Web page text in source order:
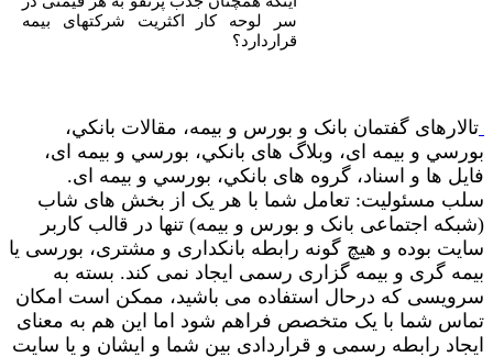
سر لوحه کار اکثریت شرکتهای بیمه
قراردارد؟
تالارهای گفتمان بانک و بورس و بیمه، مقالات بانکي،
بورسي و بیمه ای، وبلاگ های بانکي، بورسي و بیمه ای،
فایل ها و اسناد، گروه های بانکي، بورسي و بیمه ای.
سلب مسئولیت: تعامل شما با هر یک از بخش های شاب
(شبکه اجتماعی بانک و بورس و بیمه) تنها در قالب کاربر
سایت بوده و هیچ گونه رابطه بانکداری و مشتری، بورسی یا
بیمه گری و بیمه گزاری رسمی ایجاد نمی کند. بسته به
سرویسی که درحال استفاده می باشید، ممکن است امکان
تماس شما با یک متخصص فراهم شود اما این هم به معنای
ایجاد رابطه رسمی و قراردادی بین شما و ایشان و یا سایت